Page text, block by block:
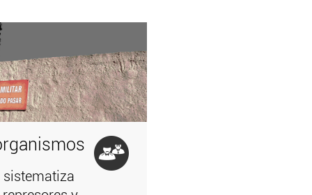
sistematiza